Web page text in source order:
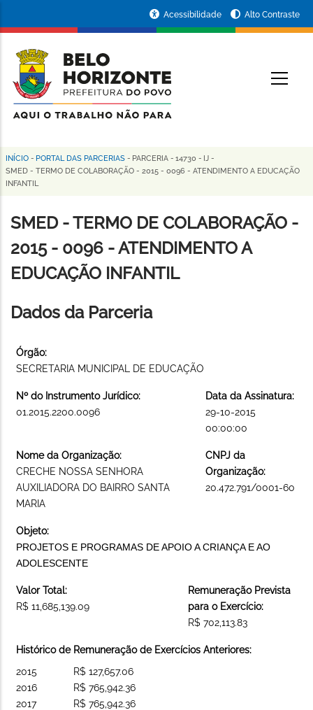
conteúdo
principal
da
Prefeitura
de
Horizonte
Acessibilidade Alto Contraste
Trilha
de
navegação
INÍCIO - PORTAL DAS PARCERIAS - PARCERIA - 14730 - IJ -
SMED - TERMO DE COLABORAÇÃO - 2015 - 0096 - ATENDIMENTO A EDUCAÇÃO
INFANTIL
SMED - TERMO DE COLABORAÇÃO -
2015 - 0096 - ATENDIMENTO A
EDUCAÇÃO INFANTIL
Dados da Parceria
Órgão:
SECRETARIA MUNICIPAL DE EDUCAÇÃO
Nº do Instrumento Jurídico:
01.2015.2200.0096
Data da Assinatura:
29-10-2015
00:00:00
Nome da Organização:
CRECHE NOSSA SENHORA
AUXILIADORA DO BAIRRO SANTA
MARIA
CNPJ da
Organização:
20.472.791/0001-60
Objeto:
PROJETOS E PROGRAMAS DE APOIO A CRIANÇA E AO
ADOLESCENTE
Valor Total:
R$ 11,685,139.09
Remuneração Prevista
para o Exercício:
R$ 702,113.83
Histórico de Remuneração de Exercícios Anteriores:
2015
2016
2017
R$ 127,657.06
R$ 765,942.36
R$ 765,942.36